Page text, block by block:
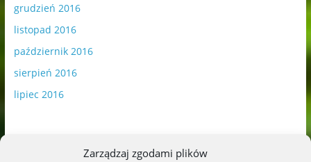
Zarządzaj zgodami plików
grudzień 2016
listopad 2016
październik 2016
sierpień 2016
lipiec 2016